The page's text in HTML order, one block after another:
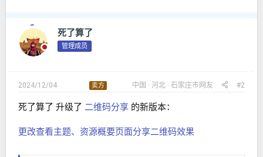
死了算了
管理成员
2024/12/04 卖方 中国 河北 石家庄市网友 #2
死了算了 升级了 二维码分享 的新版本：
更改查看主题、资源概要页面分享二维码效果